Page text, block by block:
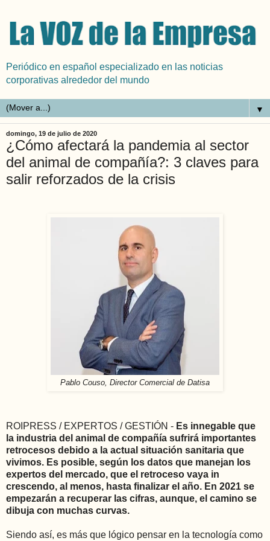
Periódico en español especializado en las noticias
corporativas alrededor del mundo
▼
domingo, 19 de julio de 2020
¿Cómo afectará la pandemia al sector
del animal de compañía?: 3 claves para
salir reforzados de la crisis
Pablo Couso, Director Comercial de Datisa
ROIPRESS / EXPERTOS / GESTIÓN - Es innegable que
la industria del animal de compañía sufrirá importantes
retrocesos debido a la actual situación sanitaria que
vivimos. Es posible, según los datos que manejan los
expertos del mercado, que el retroceso vaya in
crescendo, al menos, hasta finalizar el año. En 2021 se
empezarán a recuperar las cifras, aunque, el camino se
dibuja con muchas curvas.
Siendo así, es más que lógico pensar en la tecnología como